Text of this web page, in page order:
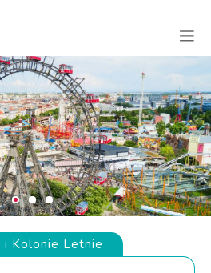
i Kolonie Letnie